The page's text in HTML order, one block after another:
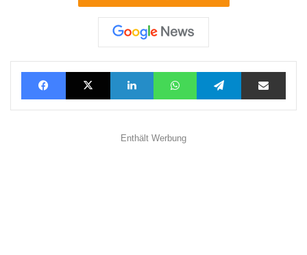
FacebookX LinkedInWhatsAppTelegramTeilen via E-Mail
Enthält Werbung